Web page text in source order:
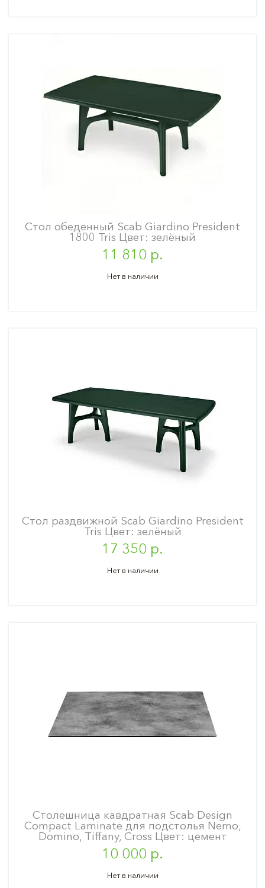
Стол обеденный Scab Giardino President
1800 Tris Цвет: зелёный
11 810 р.
Нет в наличии
Стол раздвижной Scab Giardino President
Tris Цвет: зелёный
17 350 р.
Нет в наличии
Столешница кавдратная Scab Design
Compact Laminate для подстолья Nemo,
Domino, Tiffany, Cross Цвет: цемент
10 000 р.
Нет в наличии